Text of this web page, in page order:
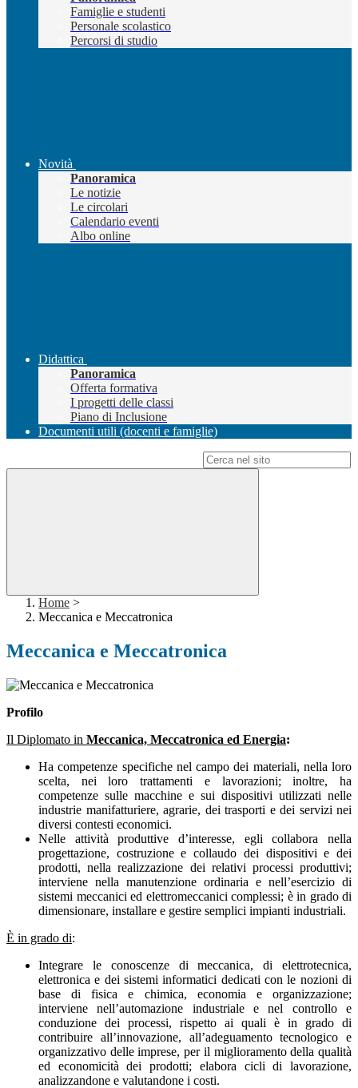
Famiglie e studenti
Personale scolastico
Percorsi di studio
Novità
Panoramica
Le notizie
Le circolari
Calendario eventi
Albo online
Didattica
Panoramica
Offerta formativa
I progetti delle classi
Piano di Inclusione
Documenti utili (docenti e famiglie)
Home >
Meccanica e Meccatronica
Meccanica e Meccatronica
Profilo
Il Diplomato in Meccanica, Meccatronica ed Energia:
Ha competenze specifiche nel campo dei materiali, nella loro
scelta, nei loro trattamenti e lavorazioni; inoltre, ha
competenze sulle macchine e sui dispositivi utilizzati nelle
industrie manifatturiere, agrarie, dei trasporti e dei servizi nei
diversi contesti economici.
Nelle attività produttive d’interesse, egli collabora nella
progettazione, costruzione e collaudo dei dispositivi e dei
prodotti, nella realizzazione dei relativi processi produttivi;
interviene nella manutenzione ordinaria e nell’esercizio di
sistemi meccanici ed elettromeccanici complessi; è in grado di
dimensionare, installare e gestire semplici impianti industriali.
È in grado di:
Integrare le conoscenze di meccanica, di elettrotecnica,
elettronica e dei sistemi informatici dedicati con le nozioni di
base di fisica e chimica, economia e organizzazione;
interviene nell’automazione industriale e nel controllo e
conduzione dei processi, rispetto ai quali è in grado di
contribuire all’innovazione, all’adeguamento tecnologico e
organizzativo delle imprese, per il miglioramento della qualità
ed economicità dei prodotti; elabora cicli di lavorazione,
analizzandone e valutandone i costi.